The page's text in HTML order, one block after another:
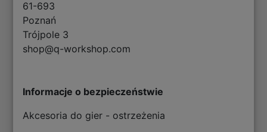
61-693
Poznań
Trójpole 3
shop@q-workshop.com
Informacje o bezpieczeństwie
Akcesoria do gier - ostrzeżenia